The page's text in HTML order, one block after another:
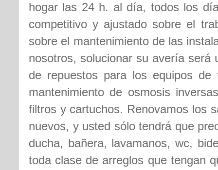
hogar las 24 h. al día, todos los
competitivo y ajustado sobre el
sobre el mantenimiento de las
nosotros, solucionar su avería será
de repuestos para los equipos
mantenimiento de osmosis
filtros y cartuchos. Renovamos los
nuevos, y usted sólo tendrá que
ducha, bañera, lavamanos, wc,
toda clase de arreglos que tengan